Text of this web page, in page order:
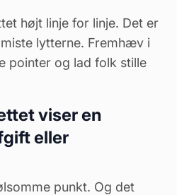
højt linje for linje. Det er
lytterne. Fremhæv i
pointer og lad folk stille
viser en
eller
punkt. Og det